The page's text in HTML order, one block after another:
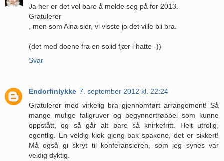
Ja her er det vel bare å melde seg på for 2013.
Gratulerer
, men som Aina sier, vi visste jo det ville bli bra.
(det med doene fra en solid fjær i hatte -))
Svar
Endorfinlykke 7. september 2012 kl. 22:24
Gratulerer med virkelig bra gjennomført arrangement! Så
mange mulige fallgruver og begynnertrøbbel som kunne
oppstått, og så går alt bare så knirkefritt. Helt utrolig,
egentlig. En veldig klok gjeng bak spakene, det er sikkert!
Må også gi skryt til konferansieren, som jeg synes var
veldig dyktig.